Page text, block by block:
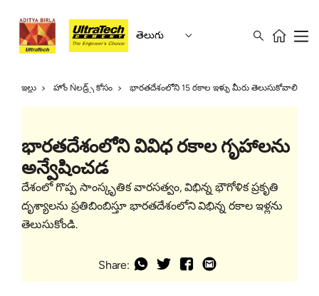
తెలుగు
ఇల్లు హోం Ǹలడ్ర్స్ కోసం భారతదేశంలోని 15 రకాల ఇళ్ళు మీరు తెలుసుకోవాలి
భారతదేశంలోని వివిధ రకాల గృహాలను
అన్వేషించడ
దేశంలో గొప్ప సాంస్కృతిక వారసత్వం, విభిన్న భౌగోళిక ప్రకృతి
దృశ్యాలను ప్రతిబింబిస్తూ భారతదేశంలోని విభిన్న రకాల ఇళ్లను
తెలుసుకోండి.
Share: